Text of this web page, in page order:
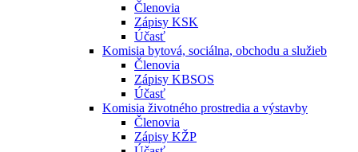
Členovia
Zápisy KSK
Účasť
Komisia bytová, sociálna, obchodu a služieb
Členovia
Zápisy KBSOS
Účasť
Komisia životného prostredia a výstavby
Členovia
Zápisy KŽP